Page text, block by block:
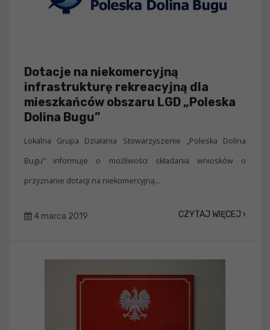
Dotacje na niekomercyjną
infrastrukturę rekreacyjną dla
mieszkańców obszaru LGD „Poleska
Dolina Bugu”
Lokalna Grupa Działania Stowarzyszenie „Poleska Dolina
Bugu” informuje o możliwości składania wniosków o
przyznanie dotacji na niekomercyjną...
4 marca 2019 CZYTAJ WIĘCEJ